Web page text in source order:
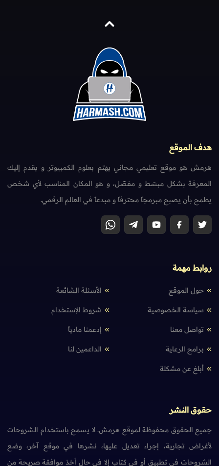
هدف الموقع
هرمش هو موقع تعليمي مجاني يهتم بعلوم الكمبيوتر و يقدم إليك
المعرفة بشكل مبسّط و مفصّل، و هو المكان المناسب لأي شخص
يطمح بأن يصبح مبرمجاً محترفاً و مبدعاً في العالم الرقمي.
روابط مهمة
حول الموقع الأسئلة الشائعة
سياسة الخصوصية شروط الإستخدام
تواصل معنا إدعمنا مادياً
برامج الرعاية الداعمين لنا
أبلغ عن مشكلة
حقوق النشر
جميع الحقوق محفوظة لموقع هرمش. لا يسمح باستخدام الشروحات
لأغراض تجارية، إجراء تعديل عليها، نشرها في موقع آخر، وضع
الشروحات في تطبيق أو في كتاب إلا في حال أخذ موافقة صريحة من